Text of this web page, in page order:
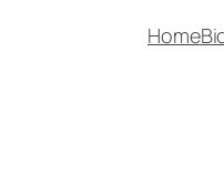
Home